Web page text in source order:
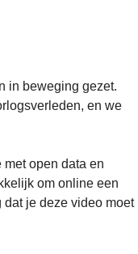
in beweging gezet.
en we
open data en
om online een
je deze video moet